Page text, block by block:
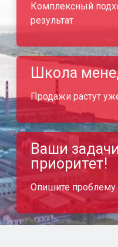
Комплексный
результат
Школа
Продажи растут
Ваши
приоритет!
Опишите проблему